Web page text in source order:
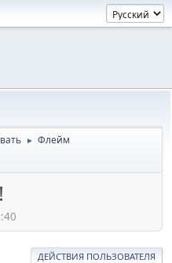
► Флейм
ДЕЙСТВИЯ ПОЛЬЗОВАТЕЛЯ